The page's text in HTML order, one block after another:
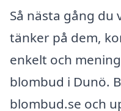
Så nästa gång du
tänker på dem,
enkelt och
blombud i Dunö.
blombud.se och